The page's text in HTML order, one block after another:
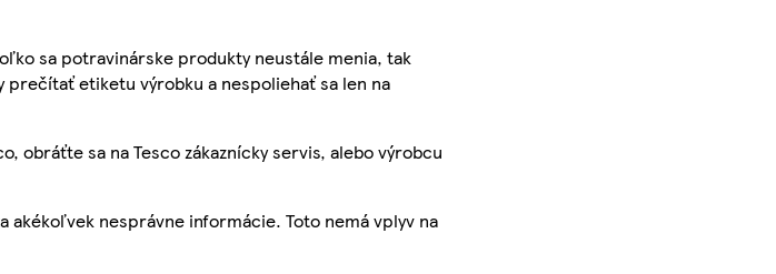
sa potravinárske produkty neustále menia, tak
prečítať etiketu výrobku a nespoliehať sa len na
obráťte sa na Tesco zákaznícky servis, alebo výrobcu
akékoľvek nesprávne informácie. Toto nemá vplyv na